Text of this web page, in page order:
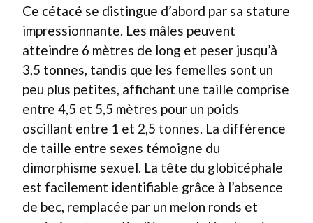
Ce cétacé se distingue d’abord par sa stature
impressionnante. Les mâles peuvent
atteindre 6 mètres de long et peser jusqu’à
3,5 tonnes, tandis que les femelles sont un
peu plus petites, affichant une taille comprise
entre 4,5 et 5,5 mètres pour un poids
oscillant entre 1 et 2,5 tonnes. La différence
de taille entre sexes témoigne du
dimorphisme sexuel. La tête du globicéphale
est facilement identifiable grâce à l’absence
de bec, remplacée par un melon ronds et